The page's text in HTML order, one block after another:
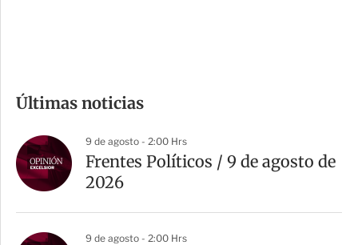
p
a
r
t
Últimas noticias
9 de agosto - 2:00 Hrs
Frentes Políticos / 9 de agosto de
2026
9 de agosto - 2:00 Hrs